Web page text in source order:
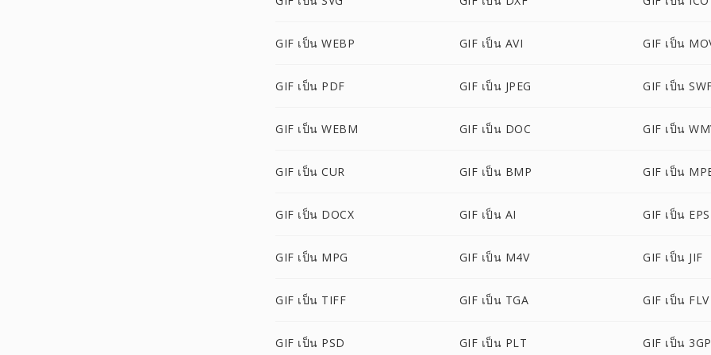
GIF เป็น WEBP GIF เป็น AVI GIF เป็น
GIF เป็น PDF GIF เป็น JPEG GIF เป็น
GIF เป็น WEBM GIF เป็น DOC GIF เป็น
GIF เป็น CUR GIF เป็น BMP GIF เป็น
GIF เป็น DOCX GIF เป็น AI GIF เป็น EPS
GIF เป็น MPG GIF เป็น M4V GIF เป็น JIF
GIF เป็น TIFF GIF เป็น TGA GIF เป็น FLV
GIF เป็น PSD GIF เป็น PLT GIF เป็น 3GP